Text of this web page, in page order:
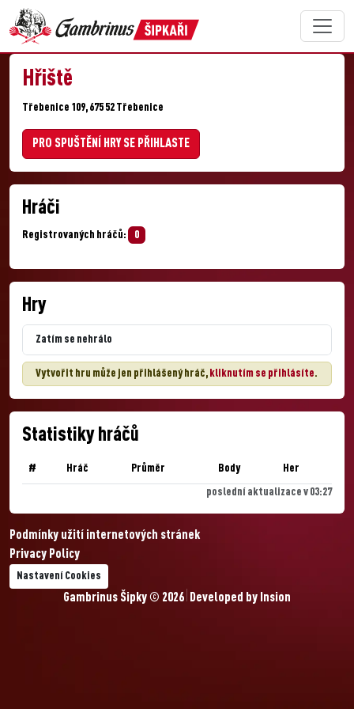
Hřiště
Třebenice 109, 675 52 Třebenice
PRO SPUŠTĚNÍ HRY SE PŘIHLASTE
Hráči
Registrovaných hráčů: 0
Hry
Zatím se nehrálo
Vytvořit hru může jen přihlášený hráč, kliknutím se přihlásíte.
Statistiky hráčů
# Hráč Průměr Body Her
poslední aktualizace v 03:27
Podmínky užití internetových stránek
Privacy Policy
Nastavení Cookies
Gambrinus Šipky © 2026 Developed by Insion